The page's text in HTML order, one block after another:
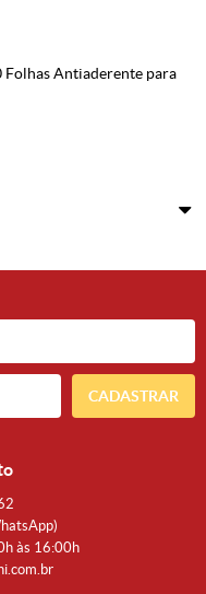
Folhas Antiaderente para
CADASTRAR
às 16:00h